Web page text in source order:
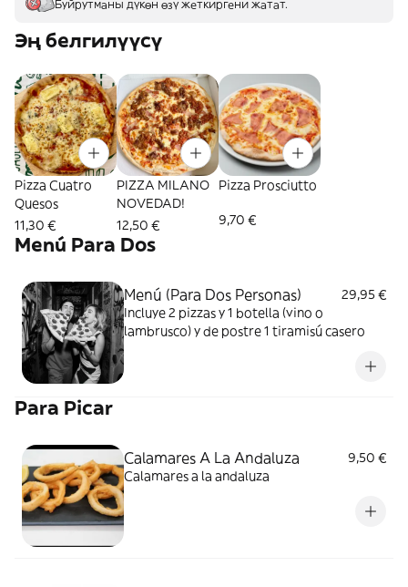
Буйрутманы дүкөн өзү жеткиргени жатат.
Эң белгилүүсү
Pizza Cuatro
Quesos
11,30 €
PIZZA MILANO
NOVEDAD!
12,50 €
Pizza Prosciutto
9,70 €
Menú Para Dos
Menú (Para Dos Personas)
29,95 €
Incluye 2 pizzas y 1 botella (vino o
lambrusco) y de postre 1 tiramisú casero
Para Picar
Calamares A La Andaluza
9,50 €
Calamares a la andaluza